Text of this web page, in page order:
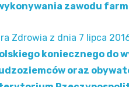
zawodu
Zdrowia z dnia 7 lipca
koniecznego do
oraz